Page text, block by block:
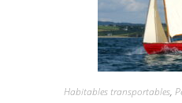
Habitables transportables,